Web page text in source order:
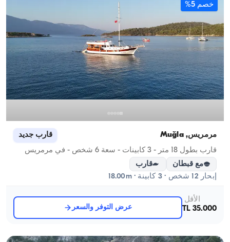
خصم 5%
مرمريس, Muğla قارب جديد
قارب بطول 18 متر - 3 كابينات - سعة 6 شخص - في مرمريس
مع قبطان
قارب
إبحار 12 شخص · 3 كابينة · 18.00m
الأقل
35.000 TL
عرض التوفر والسعر